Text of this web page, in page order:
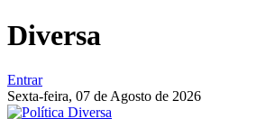
Diversa
Entrar
Sexta-feira, 07 de Agosto de 2026